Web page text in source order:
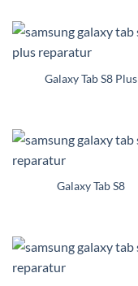
Galaxy Tab S8 Plus
Galaxy Tab S8